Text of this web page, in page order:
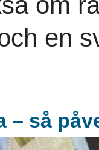
en
– så